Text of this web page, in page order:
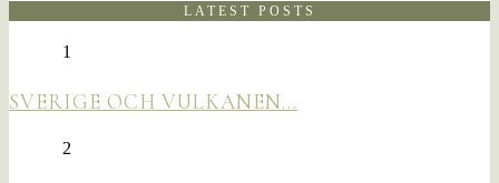
LATEST POSTS
1
SVERIGE OCH VULKANEN…
2